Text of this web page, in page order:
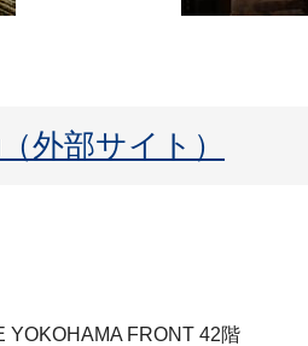
外部サイト）
YOKOHAMA FRONT 42階